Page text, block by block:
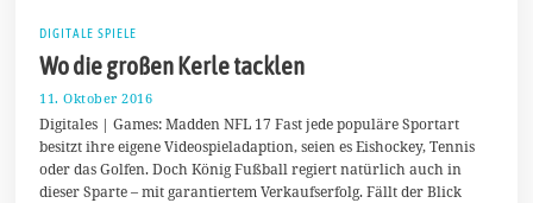
DIGITALE SPIELE
Wo die großen Kerle tacklen
11. Oktober 2016
.
O
k
t
Digitales | Games: Madden NFL 17 Fast jede populäre Sportart
besitzt ihre eigene Videospieladaption, seien es Eishockey, Tennis
oder das Golfen. Doch König Fußball regiert natürlich auch in
dieser Sparte – mit garantiertem Verkaufserfolg. Fällt der Blick